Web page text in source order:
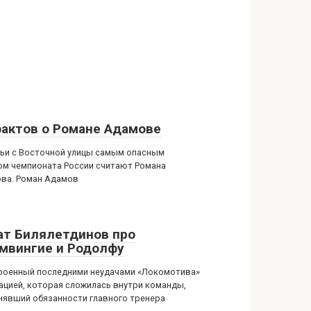
о Романе Адамове
с Восточной улицы самым опасным
чемпионата России считают Романа
Роман Адамов
Билялетдинов про
и Родолфу
последними неудачами «Локомотива»
которая сложилась внутри команды,
обязанности главного тренера